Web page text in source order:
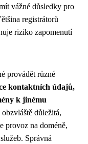
vážné důsledky pro
registrátorů
riziko zapomenutí
provádět různé
kontaktních údajů,
k jinému
důležitá,
provoz na doméně,
Správná